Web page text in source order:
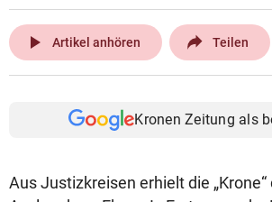
play_arrow Artikel anhören Teilen
Kronen Zeitung als
Aus Justizkreisen erhielt die